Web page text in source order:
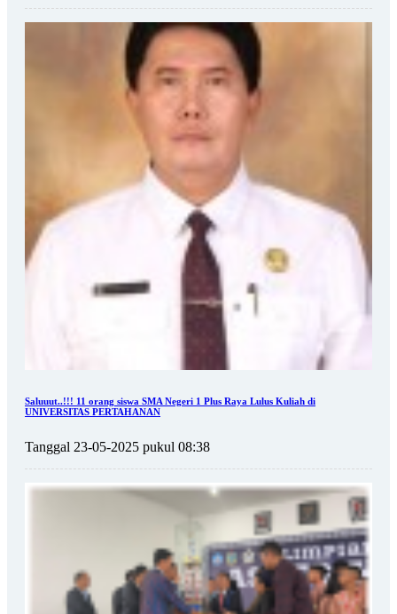
Saluuut..!!! 11 orang siswa SMA Negeri 1 Plus Raya Lulus Kuliah di
UNIVERSITAS PERTAHANAN
Tanggal 23-05-2025 pukul 08:38